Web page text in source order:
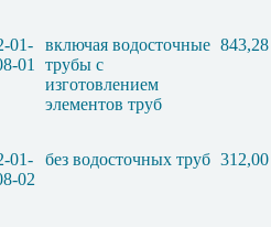
01-
01
включая водосточные
трубы с
изготовлением
элементов труб
843,28
01-
02
без водосточных труб 312,00